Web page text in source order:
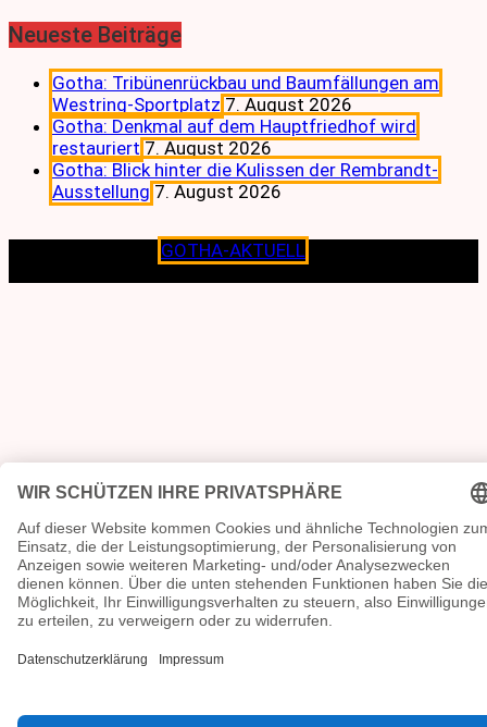
Neueste Beiträge
Gotha: Tribünenrückbau und Baumfällungen am
Westring-Sportplatz 7. August 2026
Gotha: Denkmal auf dem Hauptfriedhof wird
restauriert 7. August 2026
Gotha: Blick hinter die Kulissen der Rembrandt-
Ausstellung 7. August 2026
GOTHA-AKTUELL
Lokalen verpflichtet.